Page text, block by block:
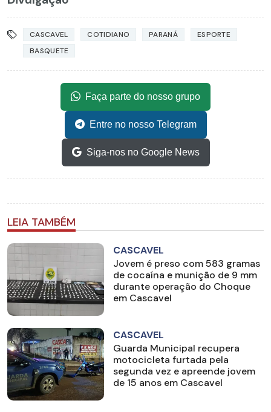
CASCAVEL COTIDIANO PARANÁ
ESPORTE
BASQUETE
Faça parte do nosso grupo
Entre no nosso Telegram
Siga-nos no Google News
LEIA TAMBÉM
CASCAVEL
Jovem é preso com 583 gramas
de cocaína e munição de 9 mm
durante operação do Choque
em Cascavel
CASCAVEL
Guarda Municipal recupera
motocicleta furtada pela
segunda vez e apreende jovem
de 15 anos em Cascavel